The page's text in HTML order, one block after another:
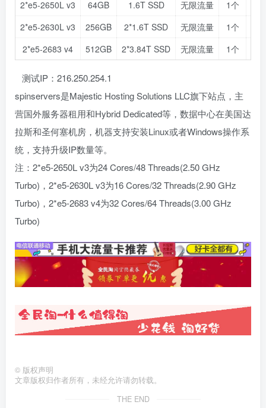
2*e5-2650L v3
64GB 1.6T SSD 无限流量 1个
2*e5-2630L v3
256GB 2*1.6T SSD 无限流量 1个
2*e5-2683 v4
512GB 2*3.84T SSD 无限流量 1个
测试IP：216.250.254.1
spinservers是Majestic Hosting Solutions LLC旗下站点，主
营国外服务器租用和Hybrid Dedicated等，数据中心在美国达
拉斯和圣何塞机房，机器支持安装Linux或者Windows操作系
统，支持升级IP数量等。
注：2*e5-2650L v3为24 Cores/48 Threads(2.50 GHz
Turbo)，2*e5-2630L v3为16 Cores/32 Threads(2.90 GHz
Turbo)，2*e5-2683 v4为32 Cores/64 Threads(3.00 GHz
Turbo)
© 版权声明
文章版权归作者所有，未经允许请勿转载。
THE END